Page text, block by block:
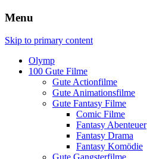
Menu
Skip to primary content
Olymp
100 Gute Filme
Gute Actionfilme
Gute Animationsfilme
Gute Fantasy Filme
Comic Filme
Fantasy Abenteuer
Fantasy Drama
Fantasy Komödie